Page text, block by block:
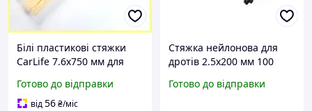
Білі пластикові стяжки
CarLife 7.6x750 мм для
фіксатори для організації
проводки
Готово до відправки
від56₴/міс
Стяжка нейлонова для
дротів 2.5x200 мм 100
організації кабелів у
Готово до відправки